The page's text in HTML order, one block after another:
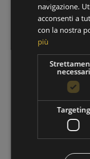
01/
VAI
navigazione.
acconsenti a
con la nostra
più
necessari
Targeting